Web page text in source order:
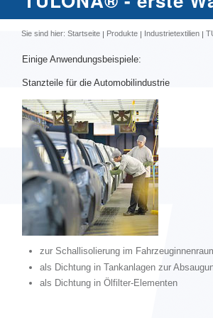
Sie sind hier: Startseite Produkte Industrietextilien
Einige Anwendungsbeispiele:
Stanzteile für die Automobilindustrie
zur Schallisolierung im
als Dichtung in Tankanlagen zur
als Dichtung in Ölfilter-Elementen